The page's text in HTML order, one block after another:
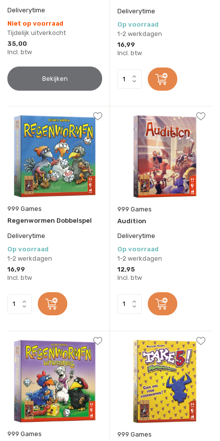
Deliverytime
Niet op voorraad
Tijdelijk uitverkocht
35,00
Incl. btw
Bekijken
Deliverytime
Op voorraad
1-2 werkdagen
16,99
Incl. btw
999 Games
Regenwormen Dobbelspel
Deliverytime
Op voorraad
1-2 werkdagen
16,99
Incl. btw
999 Games
Audition
Deliverytime
Op voorraad
1-2 werkdagen
12,95
Incl. btw
999 Games
999 Games